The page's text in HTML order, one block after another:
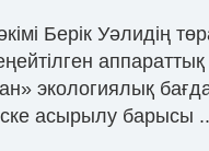
Берік Уәлидің
экологиялық
асырылу барысы